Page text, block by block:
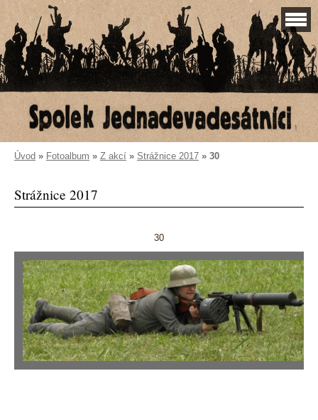
Úvod » Fotoalbum » Z akcí » Strážnice 2017 » 30
Strážnice 2017
30